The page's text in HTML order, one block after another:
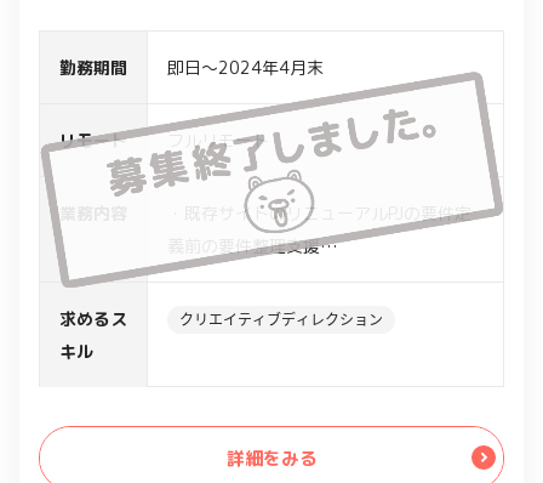
勤務期間 即日～2024年4月末
リモート フルリモート
・既存サイトのリニューアルPJの要件定
義前の要件整理支援
・既存サイト規模は200ページ程度
・既存サイトに対し、調査、分析、画面
ーザーフロー作成
求めるス
キル
クリエイティブディレクション
詳細をみる